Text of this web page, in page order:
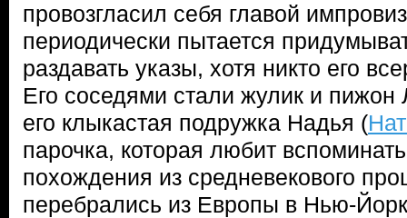
провозгласил себя главой
периодически пытается
раздавать указы, хотя никто его
Его соседями стали жулик и пижон
его клыкастая подружка Надья (
парочка, которая любит
похождения из средневекового
перебрались из Европы в Нью-